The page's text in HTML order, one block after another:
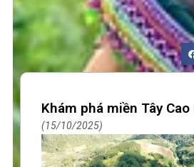
Khám phá miền Tây Cao
15/10/2025